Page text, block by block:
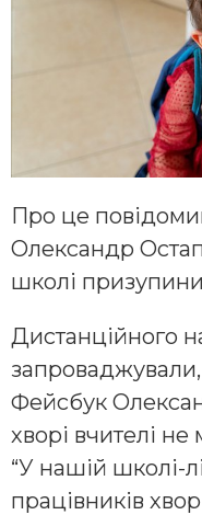
Про це
Олександр
школі
Дистанційного
Фейсбук
хворі вчителі
“У нашій школі-
працівників